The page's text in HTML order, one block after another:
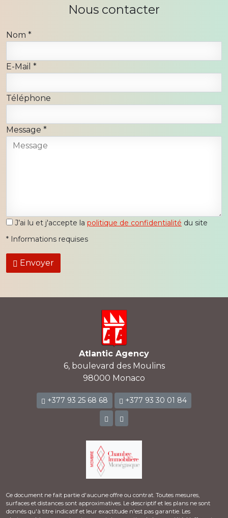
Nous contacter
Nom *
E-Mail *
Téléphone
Message *
J’ai lu et j'accepte la politique de confidentialité du site
* Informations requises
Envoyer
Atlantic Agency
6, boulevard des Moulins
98000 Monaco
+377 93 25 68 68 +377 93 30 01 84
Ce document ne fait partie d'aucune offre ou contrat. Toutes mesures,
surfaces et distances sont approximatives. Le descriptif et les plans ne sont
donnés qu'à titre indicatif et leur exactitude n'est pas garantie. Les